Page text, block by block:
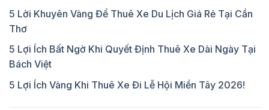
5 Lời Khuyên Vàng Để Thuê Xe Du Lịch Giá Rẻ Tại Cần
Thơ
5 Lợi Ích Bất Ngờ Khi Quyết Định Thuê Xe Dài Ngày Tại
Bách Việt
5 Lợi Ích Vàng Khi Thuê Xe Đi Lễ Hội Miền Tây 2026!